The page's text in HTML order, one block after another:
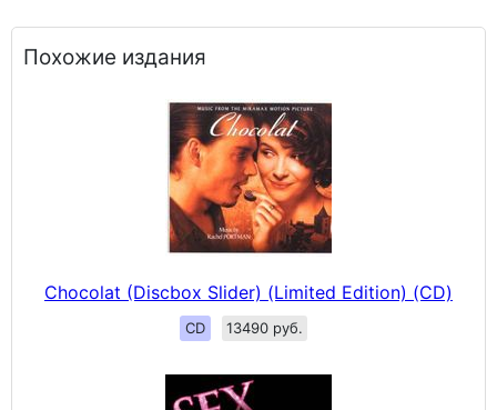
Похожие издания
Chocolat (Discbox Slider) (Limited Edition) (CD)
CD 13490 руб.